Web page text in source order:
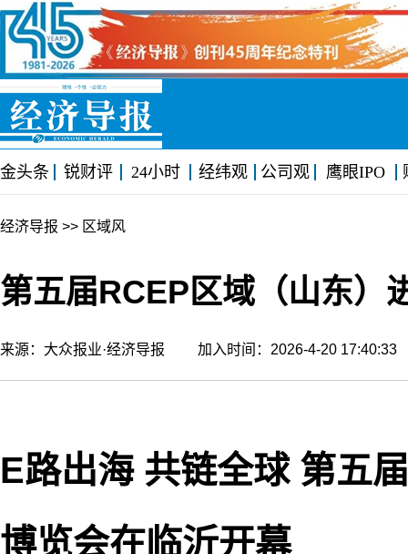
金头条 锐财评 24小时 经纬观 公司观 鹰眼IPO
经济导报 >> 区域风
第五届RCEP区域（山东）
来源：大众报业·经济导报 加入时间：2026-4-20
E路出海 共链全球 第五
博览会在临沂开幕